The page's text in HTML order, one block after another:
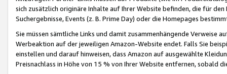
sich zusätzlich originäre Inhalte auf Ihrer Website befinden, die für
Suchergebnisse, Events (z. B. Prime Day) oder die Homepages
Sie müssen sämtliche Links und damit zusammenhängende
Werbeaktion auf der jeweiligen Amazon-Website endet. Falls Sie
einstellen und darauf hinweisen, dass Amazon auf ausgewählte
Preisnachlass in Höhe von 15 % von Ihrer Website entfernen, sobald